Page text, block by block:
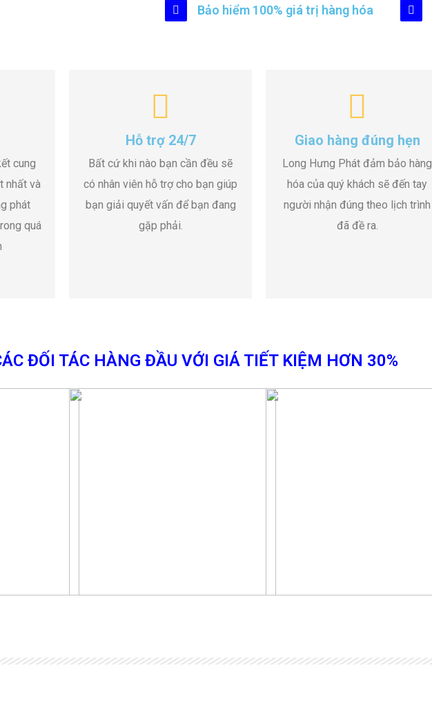
Bảo hiểm 100% giá trị hàng hóa
cung
nhất và
phát
quá
Hỗ trợ 24/7
Bất cứ khi nào bạn cần đều sẽ
có nhân viên hỗ trợ cho bạn giúp
bạn giải quyết vấn để bạn đang
gặp phải.
Giao hàng đúng hẹn
Long Hưng Phát đảm bảo hàng
hóa của quý khách sẽ đến tay
người nhận đúng theo lịch trình
đã đề ra.
ĐỐI TÁC HÀNG ĐẦU VỚI GIÁ TIẾT KIỆM HƠN 30%